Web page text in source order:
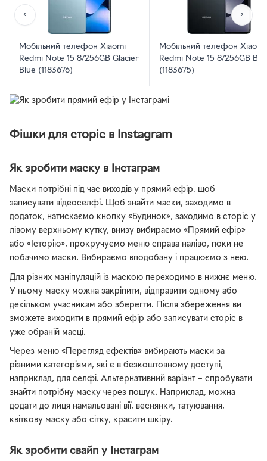
‹
Мобільний телефон Xiaomi
Redmi Note 15 8/256GB Glacier
Blue (1183676)
Мобільний телефон Xiaomi
Redmi Note 15 8/256GB
(1183675)
›
Фішки для сторіс в Instagram
Як зробити маску в Інстаграм
Маски потрібні під час виходів у прямий ефір, щоб
записувати відеоселфі. Щоб знайти маски, заходимо в
додаток, натискаємо кнопку «Будинок», заходимо в сторіс у
лівому верхньому кутку, внизу вибираємо «Прямий ефір»
або «Історію», прокручуємо меню справа наліво, поки не
побачимо маски. Вибираємо вподобану і працюємо з нею.
Для різних маніпуляцій із маскою переходимо в нижнє меню.
У ньому маску можна закріпити, відправити одному або
декільком учасникам або зберегти. Після збереження ви
зможете виходити в прямий ефір або записувати сторіс в
уже обраній масці.
Через меню «Перегляд ефектів» вибирають маски за
різними категоріями, які є в безкоштовному доступі,
наприклад, для селфі. Альтернативний варіант – спробувати
знайти потрібну маску через пошук. Наприклад, можна
додати до лиця намальовані вії, веснянки, татуювання,
квіткову маску або сітку, красити шкіру.
Як зробити свайп у Інстаграм